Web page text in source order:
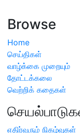
Browse
Home
செய்திகள்
வாழ்க்கை முறையும்
தோட்டக்கலை
வெற்றிக் கதைகள்
எதிர்வரும் நிகழ்வுகள்